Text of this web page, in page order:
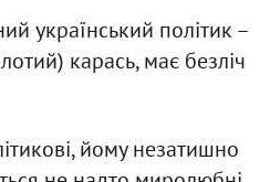
український політик –
карась, має безліч
йому незатишно